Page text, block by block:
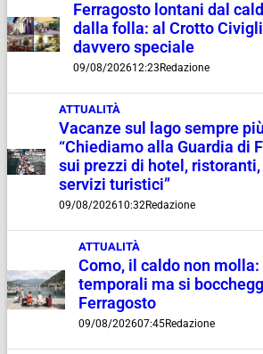
Ferragosto lontani dal
dalla folla: al Crotto
davvero speciale
09/08/202612:23 Redazione
ATTUALITÀ
Vacanze sul lago sempre
“Chiediamo alla Guardia di
sui prezzi di hotel,
servizi turistici”
09/08/202610:32Redazione
ATTUALITÀ
Como, il caldo non
temporali ma si
Ferragosto
09/08/202607:45Redazione